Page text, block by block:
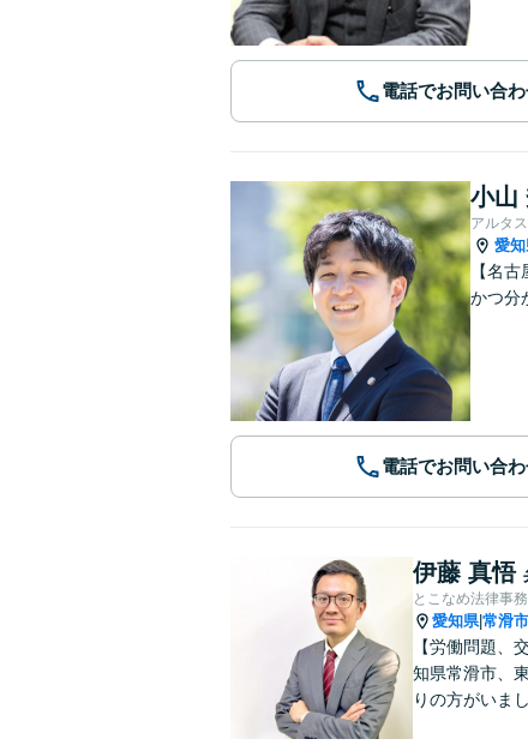
電話でお問い合
小山
アルタ
愛
【名
かつ分
電話でお問い合
伊藤 真悟
とこなめ法律事
愛知県|常滑市
【労働問題、
知県常滑市、
りの方がいま